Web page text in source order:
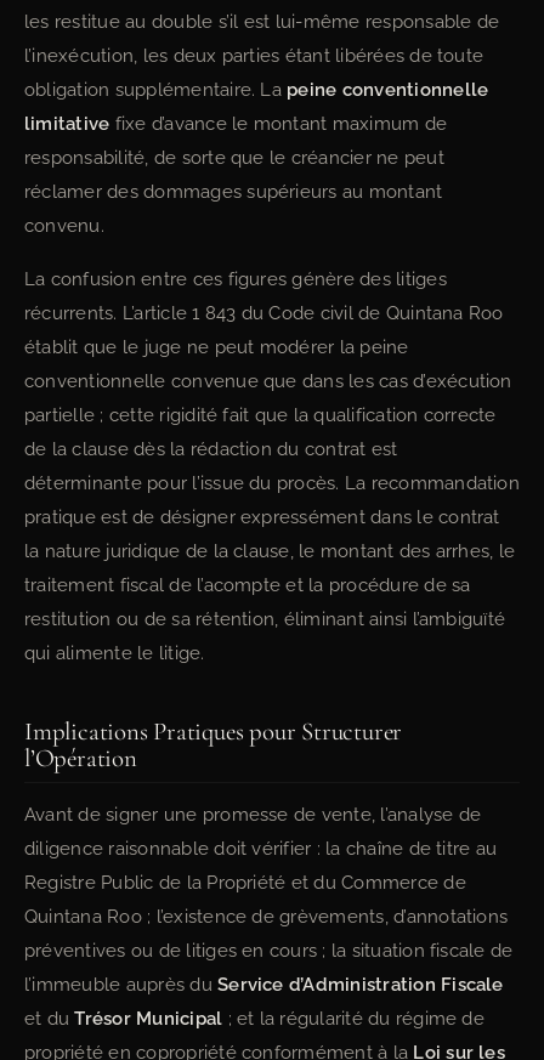
les restitue au double s’il est lui-même responsable de
l’inexécution, les deux parties étant libérées de toute
obligation supplémentaire. La peine conventionnelle
limitative fixe d’avance le montant maximum de
responsabilité, de sorte que le créancier ne peut
réclamer des dommages supérieurs au montant
convenu.
La confusion entre ces figures génère des litiges
récurrents. L’article 1 843 du Code civil de Quintana Roo
établit que le juge ne peut modérer la peine
conventionnelle convenue que dans les cas d’exécution
partielle ; cette rigidité fait que la qualification correcte
de la clause dès la rédaction du contrat est
déterminante pour l’issue du procès. La recommandation
pratique est de désigner expressément dans le contrat
la nature juridique de la clause, le montant des arrhes, le
traitement fiscal de l’acompte et la procédure de sa
restitution ou de sa rétention, éliminant ainsi l’ambiguïté
qui alimente le litige.
Implications Pratiques pour Structurer
l’Opération
Avant de signer une promesse de vente, l’analyse de
diligence raisonnable doit vérifier : la chaîne de titre au
Registre Public de la Propriété et du Commerce de
Quintana Roo ; l’existence de grèvements, d’annotations
préventives ou de litiges en cours ; la situation fiscale de
l’immeuble auprès duService d’Administration Fiscale
et duTrésor Municipal ; et la régularité du régime de
propriété en copropriété conformément à la Loi sur les